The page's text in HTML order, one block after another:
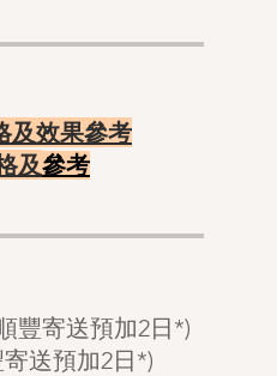
及效果參考
及參考
豐寄送預加2日*)
送預加2日*)